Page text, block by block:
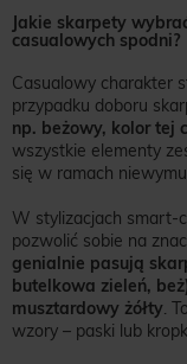
Jakie skarpety
casualowych spodni?
Casualowy charakter
przypadku doboru
np. beżowy, kolor tej
wszystkie elementy
się w ramach
W stylizacjach smart-
pozwolić sobie na
genialnie pasują
butelkowa zieleń,
musztardowy żółty.
wzory – paski lub